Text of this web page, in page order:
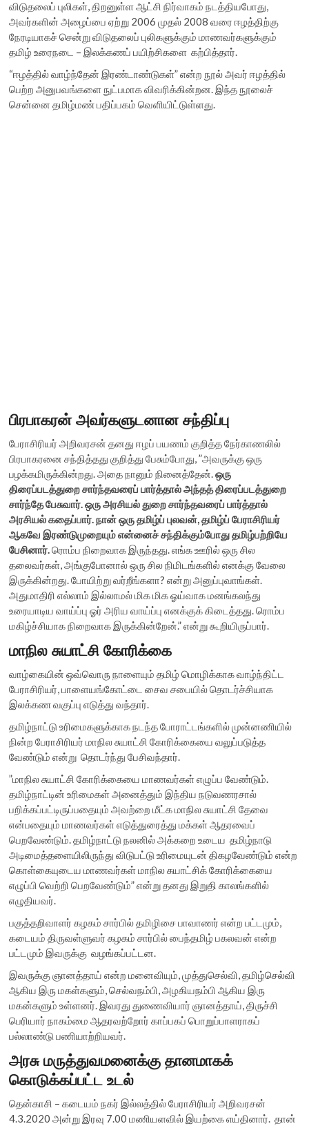
விடுதலைப் புலிகள், திறனுள்ள ஆட்சி நிர்வாகம் நடத்தியபோது,
அவர்களின் அழைப்பை ஏற்று 2006 முதல் 2008 வரை ஈழத்திற்கு
நேரடியாகச் சென்று விடுதலைப் புலிகளுக்கும் மாணவர்களுக்கும்
தமிழ் உரைநடை – இலக்கணப் பயிற்சிகளை கற்பித்தார்.
“ஈழத்தில் வாழ்ந்தேன் இரண்டாண்டுகள்” என்ற நூல் அவர் ஈழத்தில்
பெற்ற அனுபவங்களை நுட்பமாக விவரிக்கின்றன. இந்த நூலைச்
சென்னை தமிழ்மண் பதிப்பகம் வெளியிட்டுள்ளது.
பிரபாகரன் அவர்களுடனான சந்திப்பு
பேராசிரியர் அறிவரசன் தனது ஈழப் பயணம் குறித்த நேர்காணலில்
பிரபாகரனை சந்தித்தது குறித்து பேசும்போது, ”அவருக்கு ஒரு
பழக்கமிருக்கின்றது. அதை நானும் நினைத்தேன்.ஒரு
திரைப்படத்துறை சார்ந்தவரைப் பார்த்தால் அந்தத் திரைப்படத்துறை
சார்ந்தே பேசுவார். ஒரு அரசியல் துறை சார்ந்தவரைப் பார்த்தால்
அரசியல் கதைப்பார். நான் ஒரு தமிழ்ப் புலவன், தமிழ்ப் பேராசிரியர்
ஆகவே இரண்டுமுறையும் என்னைச் சந்திக்கும்போது தமிழ்பற்றியே
பேசினார்.ரொம்ப நிறைவாக இருந்தது. எங்க ஊரில் ஒரு சில
தலைவர்கள், அங்குபோனால் ஒரு சில நிமிடங்களில் எனக்கு வேலை
இருக்கின்றது. போயிற்று வர்றீங்களா? என்று அனுப்புவாங்கள்.
அதுமாதிரி எல்லாம் இல்லாமல் மிக மிக ஓய்வாக மனங்கலந்து
உரையாடிய வாய்ப்பு ஓர் அரிய வாய்ப்பு எனக்குக் கிடைத்தது. ரொம்ப
மகிழ்ச்சியாக நிறைவாக இருக்கின்றேன்.” என்று கூறியிருப்பார்.
மாநில சுயாட்சி கோரிக்கை
வாழ்கையின் ஒவ்வொரு நாளையும் தமிழ் மொழிக்காக வாழ்ந்திட்ட
பேராசிரியர், பாளையங்கோட்டை சைவ சபையில் தொடர்ச்சியாக
இலக்கண வகுப்பு எடுத்து வந்தார்.
தமிழ்நாட்டு உரிமைகளுக்காக நடந்த போராட்டங்களில் முன்னணியில்
நின்ற பேராசிரியர் மாநில சுயாட்சி கோரிக்கையை வலுப்படுத்த
வேண்டும் என்று தொடர்ந்து பேசிவந்தார்.
”மாநில சுயாட்சி கோரிக்கையை மாணவர்கள் எழுப்ப வேண்டும்.
தமிழ்நாட்டின் உரிமைகள் அனைத்தும் இந்திய நடுவணரசால்
பறிக்கப்பட்டிருப்பதையும் அவற்றை மீட்க மாநில சுயாட்சி தேவை
என்பதையும் மாணவர்கள் எடுத்துரைத்து மக்கள் ஆதரவைப்
பெறவேண்டும். தமிழ்நாட்டு நலனில் அக்கறை உடைய தமிழ்நாடு
அடிமைத்தளையிலிருந்து விடுபட்டு உரிமையுடன் திகழவேண்டும் என்ற
கொள்கையுடைய மாணவர்கள் மாநில சுயாட்சிக் கோரிக்கையை
எழுப்பி வெற்றி பெறவேண்டும்” என்று தனது இறுதி காலங்களில்
எழுதியவர்.
பகுத்தறிவாளர் கழகம் சார்பில் தமிழிசை பாவாணர் என்ற பட்டமும்,
கடையம் திருவள்ளுவர் கழகம் சார்பில் பைந்தமிழ் பகலவன் என்ற
பட்டமும் இவருக்கு வழங்கப்பட்டன.
இவருக்கு ஞானத்தாய் என்ற மனைவியும், முத்துசெல்வி, தமிழ்செல்வி
ஆகிய இரு மகள்களும், செல்வநம்பி, அழகியநம்பி ஆகிய இரு
மகன்களும் உள்ளனர். இவரது துணைவியார் ஞானத்தாய், திருச்சி
பெரியார் நாகம்மை ஆதரவற்றோர் காப்பகப் பொறுப்பாளராகப்
பல்லாண்டு பணியாற்றியவர்.
அரசு மருத்துவமனைக்கு தானமாகக்
கொடுக்கப்பட்ட உடல்
தென்காசி – கடையம் நகர் இல்லத்தில் பேராசிரியர் அறிவரசன்
4.3.2020 அன்று இரவு 7.00 மணியளவில் இயற்கை எய்தினார். தான்